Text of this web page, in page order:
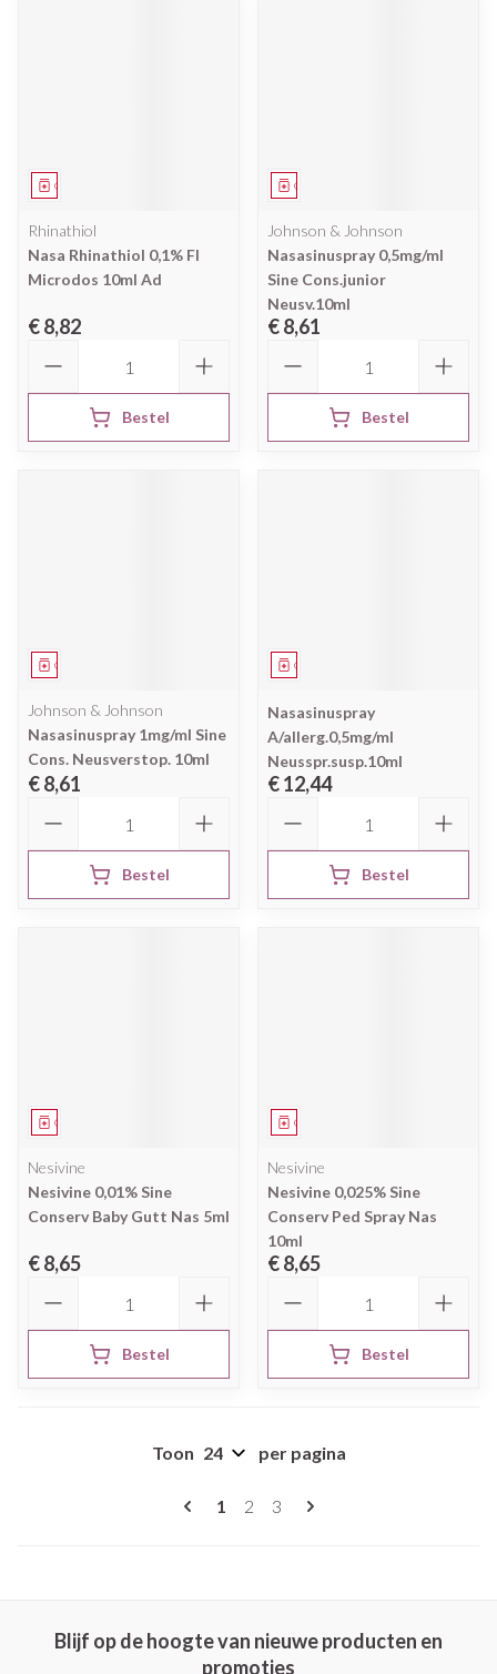
Geneesmiddel
Rhinathiol
Nasa Rhinathiol 0,1% Fl
Microdos 10ml Ad
€ 8,82
Bestel
Geneesmiddel
Johnson & Johnson
Nasasinuspray 0,5mg/ml
Sine Cons.junior
Neusv.10ml
€ 8,61
Bestel
Geneesmiddel
Johnson & Johnson
Nasasinuspray 1mg/ml Sine
Cons. Neusverstop. 10ml
€ 8,61
Bestel
Geneesmiddel
Nasasinuspray
A/allerg.0,5mg/ml
Neusspr.susp.10ml
€ 12,44
Bestel
Geneesmiddel
Nesivine
Nesivine 0,01% Sine
Conserv Baby Gutt Nas 5ml
€ 8,65
Bestel
Geneesmiddel
Nesivine
Nesivine 0,025% Sine
Conserv Ped Spray Nas
10ml
€ 8,65
Bestel
Pagina's
U lees momenteel pagina
1 Pagina
2 Pagina
3
Toon per pagina
Blijf op de hoogte van nieuwe producten en
promoties